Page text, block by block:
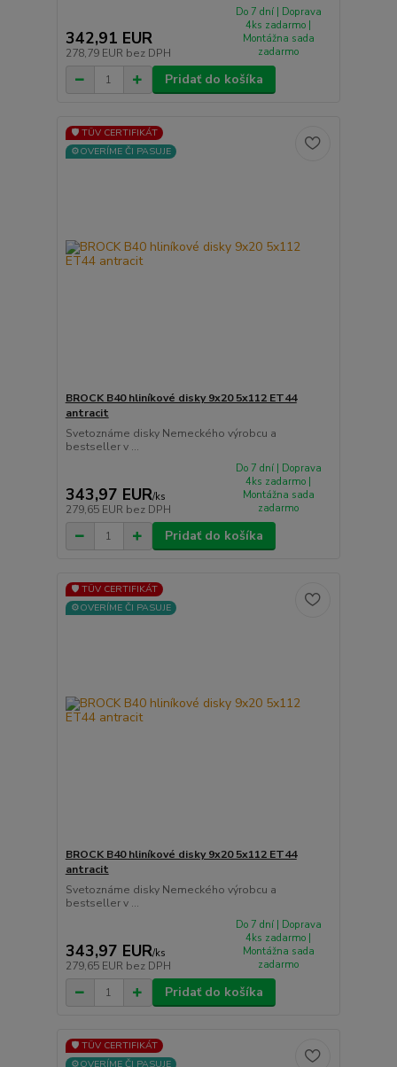
342,91 EUR
278,79 EUR bez DPH
Do 7 dní | Doprava
4ks zadarmo |
Montážna sada
zadarmo
Pridať do košíka
🛡️ TÜV CERTIFIKÁT
⚙️OVERÍME ČI PASUJE
BROCK B40 hliníkové disky 9x20 5x112 ET44
antracit
Svetoznáme disky Nemeckého výrobcu a
bestseller v ...
343,97 EUR/ks
279,65 EUR bez DPH
Do 7 dní | Doprava
4ks zadarmo |
Montážna sada
zadarmo
Pridať do košíka
🛡️ TÜV CERTIFIKÁT
⚙️OVERÍME ČI PASUJE
BROCK B40 hliníkové disky 9x20 5x112 ET44
antracit
Svetoznáme disky Nemeckého výrobcu a
bestseller v ...
343,97 EUR/ks
279,65 EUR bez DPH
Do 7 dní | Doprava
4ks zadarmo |
Montážna sada
zadarmo
Pridať do košíka
🛡️ TÜV CERTIFIKÁT
⚙️OVERÍME ČI PASUJE